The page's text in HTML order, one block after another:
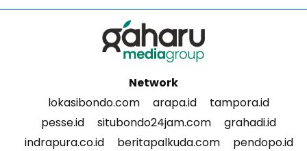
Network
lokasibondo.com
arapa.id
tampora.id
pesse.id
situbondo24jam.com
grahadi.id
indrapura.co.id
beritapalkuda.com
pendopo.id